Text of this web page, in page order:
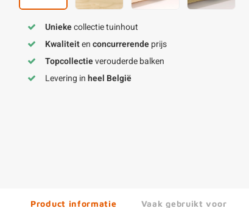
Uniekecollectie tuinhout
Kwaliteitenconcurrerendeprijs
Topcollectieverouderde balken
Levering inheel België
Product informatie Vaak gebruikt voor